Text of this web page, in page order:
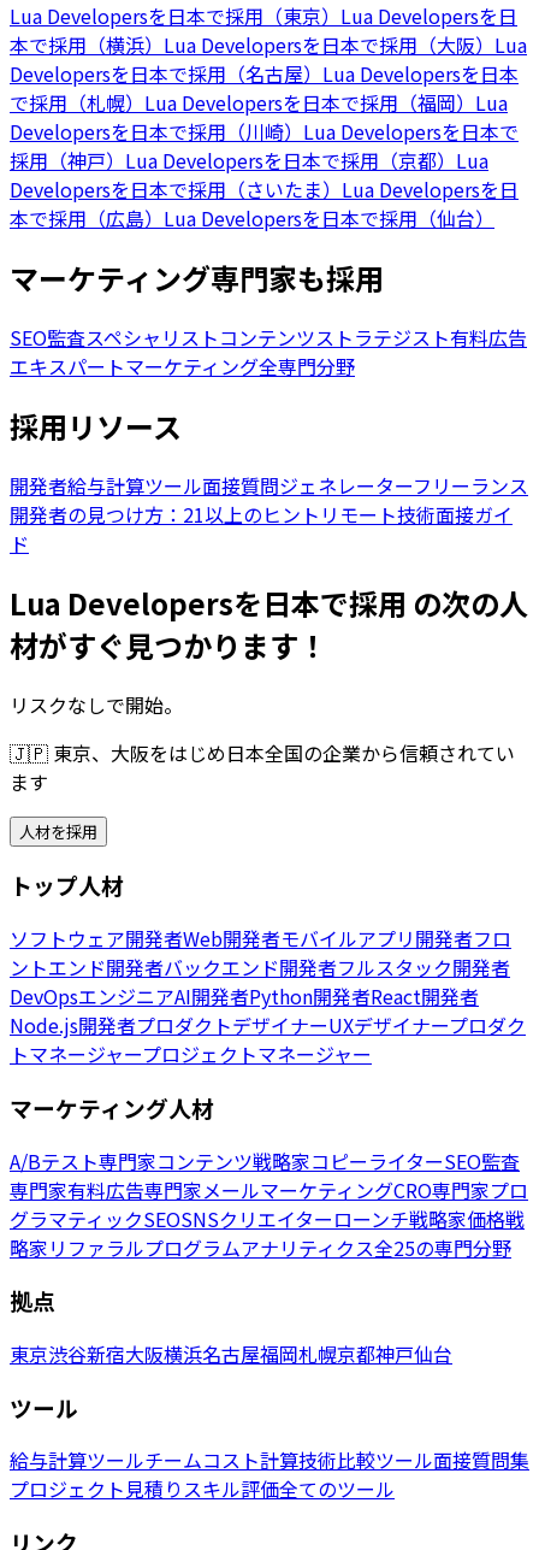
Lua Developersを日本で採用（東京） Lua Developersを日
本で採用（横浜） Lua Developersを日本で採用（大阪） Lua
Developersを日本で採用（名古屋） Lua Developersを日本
で採用（札幌） Lua Developersを日本で採用（福岡） Lua
Developersを日本で採用（川崎） Lua Developersを日本で
採用（神戸） Lua Developersを日本で採用（京都） Lua
Developersを日本で採用（さいたま） Lua Developersを日
本で採用（広島） Lua Developersを日本で採用（仙台）
マーケティング専門家も採用
SEO監査スペシャリストコンテンツストラテジスト有料広告
エキスパートマーケティング全専門分野
採用リソース
開発者給与計算ツール面接質問ジェネレーターフリーランス
開発者の見つけ方：21以上のヒント リモート技術面接ガイ
ド
Lua Developersを日本で採用 の次の人
材がすぐ見つかります！
リスクなしで開始。
🇯🇵 東京、大阪をはじめ日本全国の企業から信頼されてい
ます
人材を採用
トップ人材
ソフトウェア開発者Web開発者モバイルアプリ開発者フロ
ントエンド開発者バックエンド開発者フルスタック開発者
DevOpsエンジニアAI開発者Python開発者React開発者
Node.js開発者プロダクトデザイナーUXデザイナープロダク
トマネージャープロジェクトマネージャー
マーケティング人材
A/Bテスト専門家コンテンツ戦略家コピーライターSEO監査
専門家有料広告専門家メールマーケティングCRO専門家プロ
グラマティックSEOSNSクリエイターローンチ戦略家価格戦
略家リファラルプログラムアナリティクス全25の専門分野
拠点
東京渋谷新宿大阪横浜名古屋福岡札幌京都神戸仙台
ツール
給与計算ツールチームコスト計算技術比較ツール面接質問集
プロジェクト見積りスキル評価全てのツール
リンク